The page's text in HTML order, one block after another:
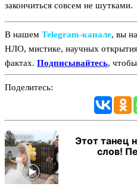
закончиться совсем не шутками.
В нашем Telegram‑канале, вы
НЛО, мистике, научных
фактах. Подписывайтесь,
Поделитесь:
Этот танец
слов!